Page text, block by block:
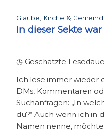
Glaube, Kirche &
In dieser Sekte
◷ Geschätzte
Ich lese immer wieder
DMs, Kommentaren
Suchanfragen: „In
du?“ Auch wenn ich in
Namen nenne,